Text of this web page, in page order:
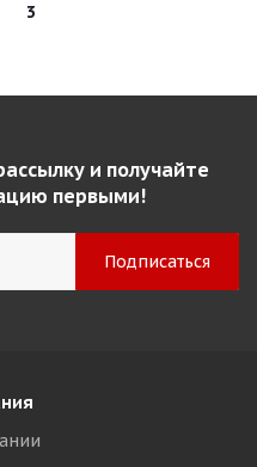
3
и получайте
первыми!